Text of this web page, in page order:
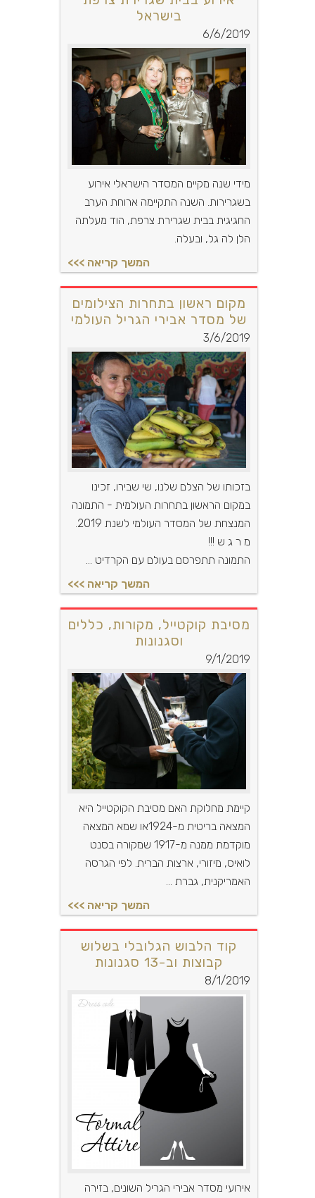
בישראל
6/6/2019
מידי שנה מקיים המסדר הישראלי אירוע
בשגרירות. השנה התקיימה ארוחת הערב
החגיגית בבית שגרירת צרפת, הוד מעלתה
הלן לה גל, ובעלה.
מקום ראשון בתחרות הצילומים
של מסדר אבירי הגריל העולמי
3/6/2019
בזכותו של הצלם שלנו, שי שבירו, זכינו
במקום הראשון בתחרות העולמית - התמונה
מ ר ג ש !!!
התמונה תתפרסם בעולם עם הקרדיט ...
מסיבת קוקטייל, מקורות, כללים
וסגנונות
9/1/2019
קיימת מחלוקת האם מסיבת הקוקטייל היא
המצאה בריטית מ-1924או שמא המצאה
מוקדמת ממנה מ-1917 שמקורה בסנט
לואיס, מיזורי, ארצות הברית. לפי הגרסה
האמריקנית, גברת ...
קוד הלבוש הגלובלי בשלוש
קבוצות וב-13 סגנונות
8/1/2019
אירועי מסדר אבירי הגריל השונים, בזירה